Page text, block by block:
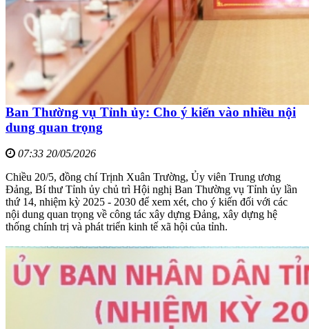
Ban Thường vụ Tỉnh ủy: Cho ý kiến vào nhiều nội
dung quan trọng
07:33 20/05/2026
Chiều 20/5, đồng chí Trịnh Xuân Trường, Ủy viên Trung ương
Đảng, Bí thư Tỉnh ủy chủ trì Hội nghị Ban Thường vụ Tỉnh ủy lần
thứ 14, nhiệm kỳ 2025 - 2030 để xem xét, cho ý kiến đối với các
nội dung quan trọng về công tác xây dựng Đảng, xây dựng hệ
thống chính trị và phát triển kinh tế xã hội của tỉnh.